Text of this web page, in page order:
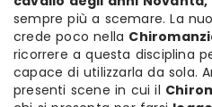
sempre più a scemare. La
crede poco nella
ricorrere a questa disciplina
capace di utilizzarla da sola.
presenti scene in cui il